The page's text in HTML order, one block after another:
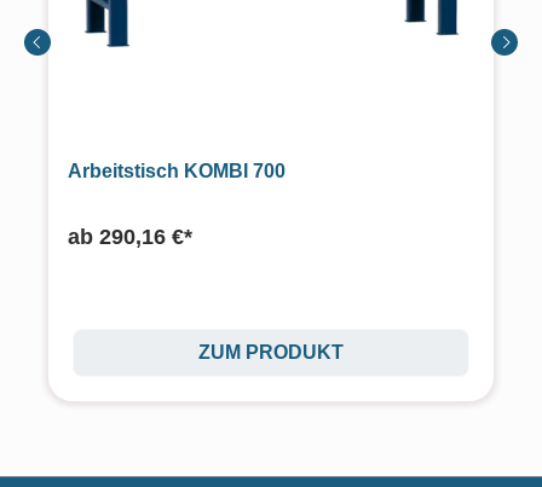
Arbeitstisch KOMBI 700
ab 290,16 €*
ZUM PRODUKT